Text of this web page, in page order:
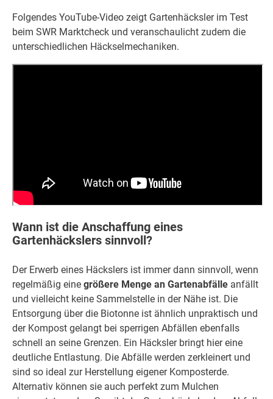
Folgendes YouTube-Video zeigt Gartenhäcksler im Test
beim SWR Marktcheck und veranschaulicht zudem die
unterschiedlichen Häckselmechaniken.
Wann ist die Anschaffung eines
Gartenhäckslers sinnvoll?
Der Erwerb eines Häckslers ist immer dann sinnvoll, wenn
regelmäßig eine größere Menge an Gartenabfälle anfällt
und vielleicht keine Sammelstelle in der Nähe ist. Die
Entsorgung über die Biotonne ist ähnlich unpraktisch und
der Kompost gelangt bei sperrigen Abfällen ebenfalls
schnell an seine Grenzen. Ein Häcksler bringt hier eine
deutliche Entlastung. Die Abfälle werden zerkleinert und
sind so ideal zur Herstellung eigener Komposterde.
Alternativ können sie auch perfekt zum Mulchen